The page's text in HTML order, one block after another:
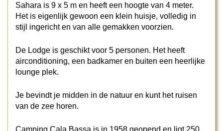
Sahara is 9 x 5 m en heeft een hoogte van 4 meter.
Het is eigenlijk gewoon een klein huisje, volledig in
stijl ingericht en van alle gemakken voorzien.
De Lodge is geschikt voor 5 personen. Het heeft
airconditioning, een badkamer en buiten een heerlijke
lounge plek.
Je bevindt je midden in de natuur en kunt het ruisen
van de zee horen.
Camping Cala Bassa is in 1958 geopend en ligt 250